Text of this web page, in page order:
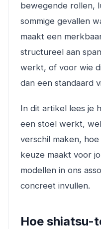
bewegende rollen,
sommige gevallen
maakt een
structureel aan
werkt, of voor wie
dan een standaard
In dit artikel lees je
een stoel werkt,
verschil maken,
keuze maakt voor
modellen in ons
concreet invullen.
Hoe shiatsu-